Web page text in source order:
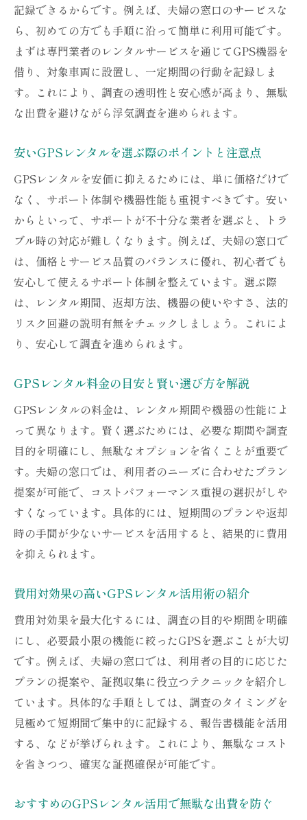
記録できるからです。例えば、夫婦の窓口のサービスな
ら、初めての方でも手順に沿って簡単に利用可能です。
まずは専門業者のレンタルサービスを通じてGPS機器を
借り、対象車両に設置し、一定期間の行動を記録しま
す。これにより、調査の透明性と安心感が高まり、無駄
な出費を避けながら浮気調査を進められます。
安いGPSレンタルを選ぶ際のポイントと注意点
GPSレンタルを安価に抑えるためには、単に価格だけで
なく、サポート体制や機器性能も重視すべきです。安い
からといって、サポートが不十分な業者を選ぶと、トラ
ブル時の対応が難しくなります。例えば、夫婦の窓口で
は、価格とサービス品質のバランスに優れ、初心者でも
安心して使えるサポート体制を整えています。選ぶ際
は、レンタル期間、返却方法、機器の使いやすさ、法的
リスク回避の説明有無をチェックしましょう。これによ
り、安心して調査を進められます。
GPSレンタル料金の目安と賢い選び方を解説
GPSレンタルの料金は、レンタル期間や機器の性能によ
って異なります。賢く選ぶためには、必要な期間や調査
目的を明確にし、無駄なオプションを省くことが重要で
す。夫婦の窓口では、利用者のニーズに合わせたプラン
提案が可能で、コストパフォーマンス重視の選択がしや
すくなっています。具体的には、短期間のプランや返却
時の手間が少ないサービスを活用すると、結果的に費用
を抑えられます。
費用対効果の高いGPSレンタル活用術の紹介
費用対効果を最大化するには、調査の目的や期間を明確
にし、必要最小限の機能に絞ったGPSを選ぶことが大切
です。例えば、夫婦の窓口では、利用者の目的に応じた
プランの提案や、証拠収集に役立つテクニックを紹介し
ています。具体的な手順としては、調査のタイミングを
見極めて短期間で集中的に記録する、報告書機能を活用
する、などが挙げられます。これにより、無駄なコスト
を省きつつ、確実な証拠確保が可能です。
おすすめのGPSレンタル活用で無駄な出費を防ぐ